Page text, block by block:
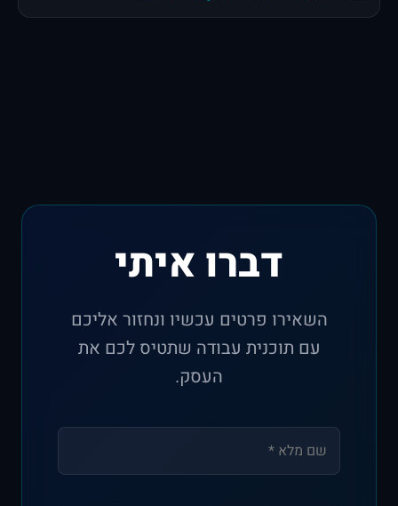
דברו איתי
השאירו פרטים עכשיו ונחזור אליכם
עם תוכנית עבודה שתטיס לכם את
העסק.